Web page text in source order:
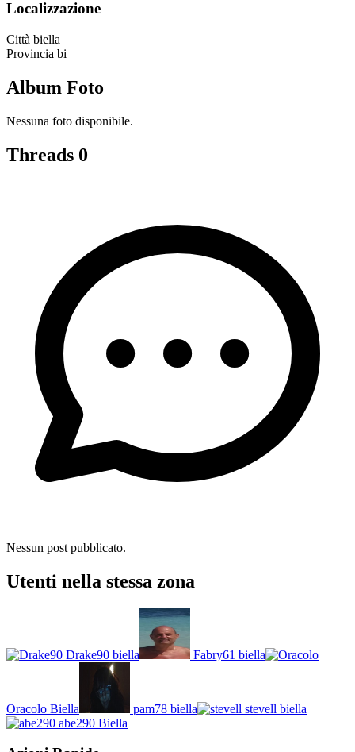
Localizzazione
Città biella
Provincia bi
Album Foto
Nessuna foto disponibile.
Threads 0
Nessun post pubblicato.
Utenti nella stessa zona
Drake90 biella Fabry61 biella
Oracolo Biella pam78 biella stevell biella
abe290 Biella